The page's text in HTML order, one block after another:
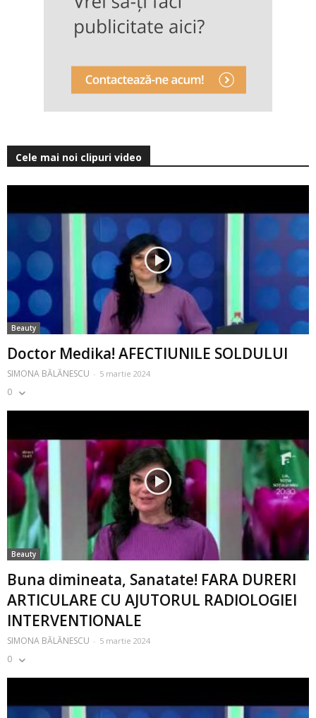
Cele mai noi clipuri video
Beauty
Doctor Medika! AFECTIUNILE SOLDULUI
SIMONA BĂLĂNESCU - 5 martie 2024
0
Beauty
Buna dimineata, Sanatate! FARA DURERI
ARTICULARE CU AJUTORUL RADIOLOGIEI
INTERVENTIONALE
SIMONA BĂLĂNESCU - 5 martie 2024
0